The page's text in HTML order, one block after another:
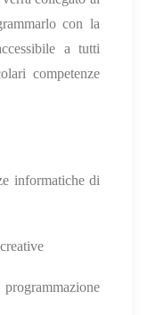
con la
a tutti
competenze
informatiche di